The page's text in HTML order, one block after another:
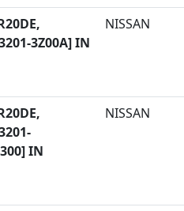
3Z00A] IN
NISSAN
IN
NISSAN